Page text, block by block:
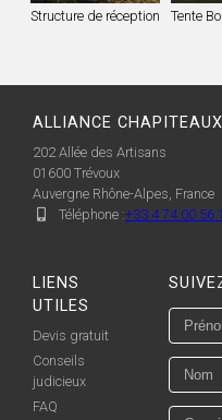
Structure de réception Tente
ALLIANCE CHAPITEAUX
202 Allée des Artisans
01600 Trévoux
Auvergne Rhône-Alpes, France
Téléphone :+33 4 74 00 56
LIENS
UTILES
Devis gratuit
Conseils
judicieux
FAQ